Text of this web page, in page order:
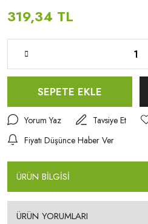
319,34 TL
SEPETE EKLE
Yorum Yaz
Tavsiye Et
Fiyatı Düşünce Haber Ver
ÜRÜN BİLGİSİ
ÜRÜN YORUMLARI